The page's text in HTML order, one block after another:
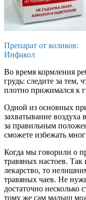
Препарат от коликов:
Инфакол
Во время кормления
грудь: следите за тем,
плотно прижимался к
Одной из основных
захватывание воздуха
за правильным
сможете избежать
Когда мы говорили о
травяных настоев. Так
лекарство, то
травяных чаев. Не
достаточно
тому же сам малыш